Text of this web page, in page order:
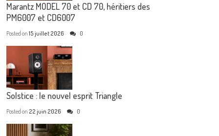
Marantz MODEL 70 et CD 70, héritiers des
PM6007 et CD6007
Posted on15 juillet 2026 0
Solstice : le nouvel esprit Triangle
Posted on 22 juin 2026 0